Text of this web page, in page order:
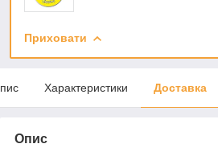
Приховати
Характеристики Доставка
Опис